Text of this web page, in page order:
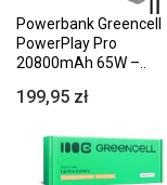
Powerbank Greencell
PowerPlay Pro
20800mAh 65W –..
199,95 zł